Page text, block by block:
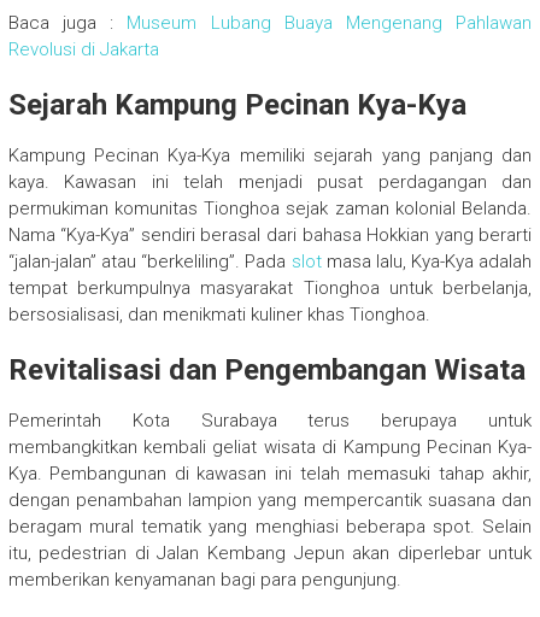
Baca juga : Museum Lubang Buaya Mengenang Pahlawan
Revolusi di Jakarta
Sejarah Kampung Pecinan Kya-Kya
Kampung Pecinan Kya-Kya memiliki sejarah yang panjang dan
kaya. Kawasan ini telah menjadi pusat perdagangan dan
permukiman komunitas Tionghoa sejak zaman kolonial Belanda.
Nama “Kya-Kya” sendiri berasal dari bahasa Hokkian yang berarti
“jalan-jalan” atau “berkeliling”. Pada slotmasa lalu, Kya-Kya adalah
tempat berkumpulnya masyarakat Tionghoa untuk berbelanja,
bersosialisasi, dan menikmati kuliner khas Tionghoa.
Revitalisasi dan Pengembangan Wisata
Pemerintah Kota Surabaya terus berupaya untuk
membangkitkan kembali geliat wisata di Kampung Pecinan Kya-
Kya. Pembangunan di kawasan ini telah memasuki tahap akhir,
dengan penambahan lampion yang mempercantik suasana dan
beragam mural tematik yang menghiasi beberapa spot. Selain
itu, pedestrian di Jalan Kembang Jepun akan diperlebar untuk
memberikan kenyamanan bagi para pengunjung.